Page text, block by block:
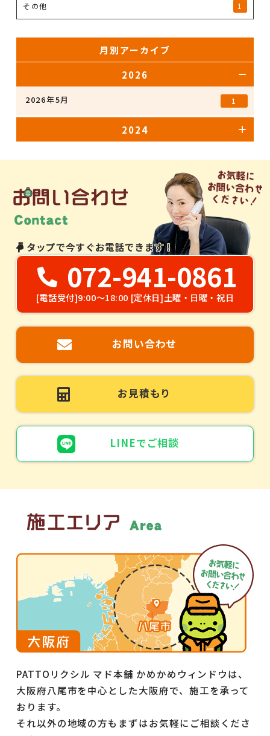
その他 1
月別アーカイブ
2026
2026年5月 1
2024
タップで今すぐお電話できます！
072-941-0861
[電話受付]9:00～18:00 [定休日]土曜・日曜・祝日
お問い合わせ
お見積もり
LINEでご相談
PATTOリクシル マド本舗 かめかめウィンドウは、
大阪府八尾市を中心とした大阪府で、施工を承って
おります。
それ以外の地域の方もまずはお気軽にご相談くださ